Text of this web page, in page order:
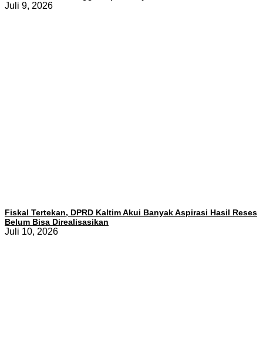
Juli 9, 2026
Fiskal Tertekan, DPRD Kaltim Akui Banyak Aspirasi Hasil Reses
Belum Bisa Direalisasikan
Juli 10, 2026